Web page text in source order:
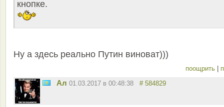
кнопке.
Ну а здесь реально Путин виноват)))
поощрить
Ал 01.03.2017 в 00:48:38 # 584829